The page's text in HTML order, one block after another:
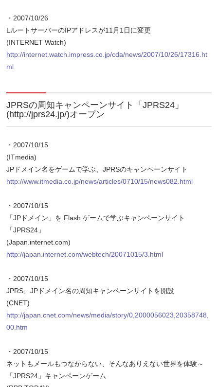
・2007/10/26
LルートサーバーのIPアドレスが11月1日に変更
(INTERNET Watch)
http://internet.watch.impress.co.jp/cda/news/2007/10/26/17316.ht
ml
JPRSの周知キャンペーンサイト「JPRS24」
(http://jprs24.jp/)オープン
・2007/10/15
(ITmedia)
JPドメイン名をゲームで学ぶ、JPRSのキャンペーンサイト
http://www.itmedia.co.jp/news/articles/0710/15/news082.html
・2007/10/15
「JPドメイン」を Flash ゲームで学ぶキャンペーンサイト
「JPRS24」
(Japan.internet.com)
http://japan.internet.com/webtech/20071015/3.html
・2007/10/15
JPRS、JPドメイン名の周知キャンペーンサイトを開設
(CNET)
http://japan.cnet.com/news/media/story/0,2000056023,20358748,
00.htm
・2007/10/15
ネットもメールもつながらない、そんなありえない世界を体験～
「JPRS24」キャンペーンゲーム